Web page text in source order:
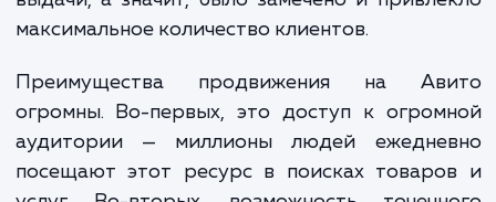
Продвижение на Авито — это услуга,
не просто разместить объявление, но и
так, чтобы оно оказалось в топе
выдачи, а значит, было замечено и
максимальное количество клиентов.